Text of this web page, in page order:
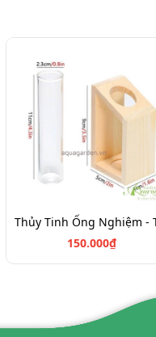
150.000₫